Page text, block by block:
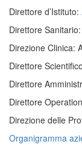
Direttore d’Istituto:
Direttore
Direzione Clinica:
Direttore
Direttore
Direttore
Direzione delle
Organigramma